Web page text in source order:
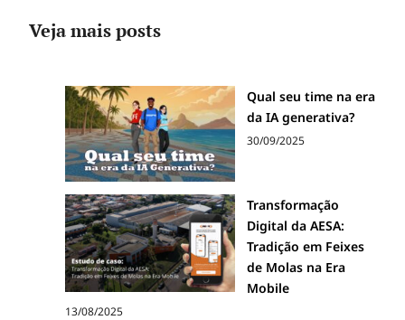
Veja mais posts
Qual seu time na era
da IA generativa?
30/09/2025
Transformação
Digital da AESA:
Tradição em Feixes
de Molas na Era
Mobile
13/08/2025